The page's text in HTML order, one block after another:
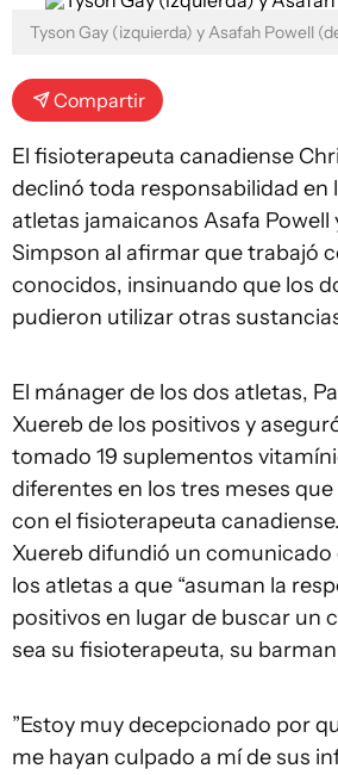
Tyson Gay (izquierda) y Asafah Powell
Compartir
El fisioterapeuta canadiense
declinó toda responsabilidad en
atletas jamaicanos Asafa Powell
Simpson al afirmar que trabajó
conocidos, insinuando que los
pudieron utilizar otras
El mánager de los dos atletas,
Xuereb de los positivos y
tomado 19 suplementos
diferentes en los tres meses
con el fisioterapeuta canadiense.
Xuereb difundió un comunicado
los atletas a que “asuman la
positivos en lugar de buscar un
sea su fisioterapeuta, su
”Estoy muy decepcionado por
me hayan culpado a mí de sus